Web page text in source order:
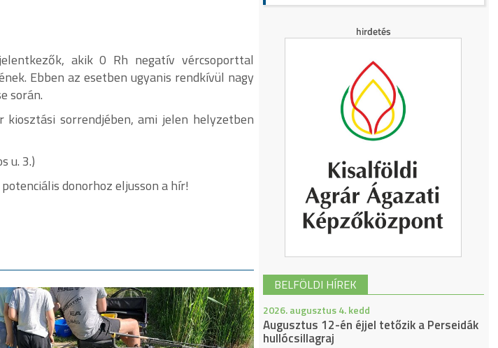
akik 0 Rh negatív vércsoporttal
Ebben az esetben ugyanis rendkívül nagy
során.
sorrendjében, ami jelen helyzetben
u. 3.)
donorhoz eljusson a hír!
BELFÖLDI HÍREK
2026. augusztus 4. kedd
Augusztus 12-én éjjel tetőzik a Perseidák
hullócsillagraj